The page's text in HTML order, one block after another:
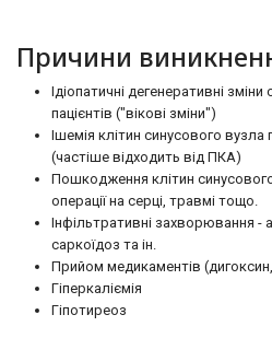
Причини
Ідіопатичні дегенеративні
пацієнтів ("вікові зміни")
Ішемія клітин синусового вузла
(частіше відходить від ПКА)
Пошкодження клітин
операції на серці, травмі тощо.
Інфільтративні захворювання -
саркоїдоз та ін.
Прийом медикаментів
Гіперкаліємія
Гіпотиреоз